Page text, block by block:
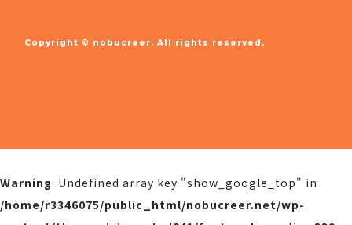
Copyright © nobucreer. All rights reserved.
Warning: Undefined array key "show_google_top" in
/home/r3346075/public_html/nobucreer.net/wp-